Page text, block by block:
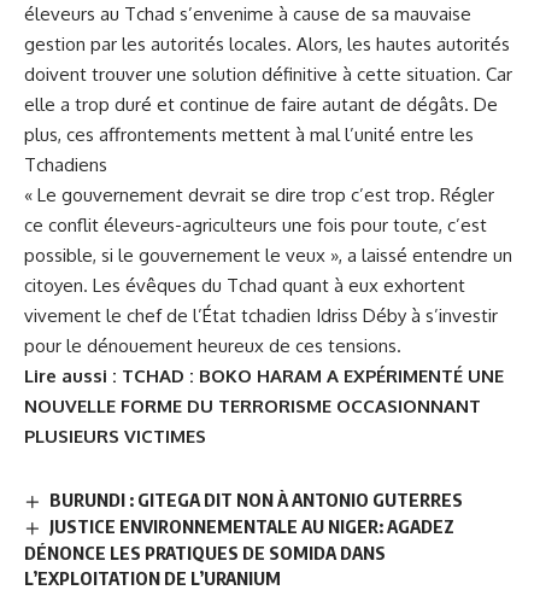
éleveurs au Tchad s’envenime à cause de sa mauvaise
gestion par les autorités locales. Alors, les hautes autorités
doivent trouver une solution définitive à cette situation. Car
elle a trop duré et continue de faire autant de dégâts. De
plus, ces affrontements mettent à mal l’unité entre les
Tchadiens
« Le gouvernement devrait se dire trop c’est trop. Régler
ce conflit éleveurs-agriculteurs une fois pour toute, c’est
possible, si le gouvernement le veux », a laissé entendre un
citoyen. Les évêques du Tchad quant à eux exhortent
vivement le chef de l’État tchadien Idriss Déby à s’investir
pour le dénouement heureux de ces tensions.
Lire aussi : TCHAD : BOKO HARAM A EXPÉRIMENTÉ UNE
NOUVELLE FORME DU TERRORISME OCCASIONNANT
PLUSIEURS VICTIMES
BURUNDI : GITEGA DIT NON À ANTONIO GUTERRES
JUSTICE ENVIRONNEMENTALE AU NIGER: AGADEZ
DÉNONCE LES PRATIQUES DE SOMIDA DANS
L’EXPLOITATION DE L’URANIUM